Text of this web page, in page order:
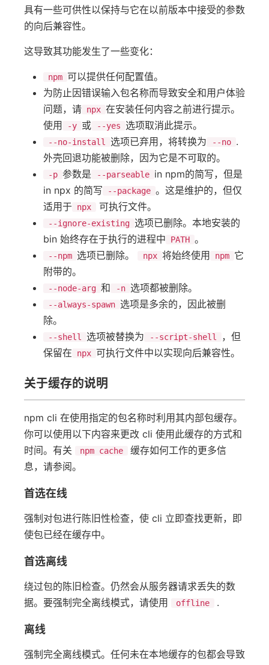
具有一些可供性以保持与它在以前版本中接受的参数
的向后兼容性。
这导致其功能发生了一些变化：
npm 可以提供任何配置值。
为防止因错误输入包名称而导致安全和用户体验
问题，请 npx 在安装任何内容之前进行提示。
使用
-y 或 --yes 选项取消此提示。
--no-install 选项已弃用，将转换为 --no .
外壳回退功能被删除，因为它是不可取的。
-p 参数是 --parseable in npm的简写，但是
in npx 的简写
--package 。这是维护的，但仅
适用于 npx 可执行文件。
--ignore-existing 选项已删除。本地安装的
bin 始终存在于执行的进程中
PATH 。
--npm 选项已删除。 npx 将始终使用 npm 它
附带的。
--node-arg 和 -n 选项都被删除。
--always-spawn 选项是多余的，因此被删
除。
--shell 选项被替换为 --script-shell
，但
保留在
npx 可执行文件中以实现向后兼容性。
关于缓存的说明
npm cli 在使用指定的包名称时利用其内部包缓存。
你可以使用以下内容来更改 cli 使用此缓存的方式和
时间。有关
npm cache
缓存如何工作的更多信
息，请参阅。
首选在线
强制对包进行陈旧性检查，使 cli 立即查找更新，即
使包已经在缓存中。
首选离线
绕过包的陈旧检查。仍然会从服务器请求丢失的数
据。要强制完全离线模式，请使用
offline .
离线
强制完全离线模式。任何未在本地缓存的包都会导致